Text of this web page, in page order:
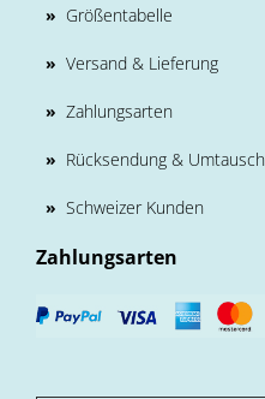
» Größentabelle
» Versand & Lieferung
» Zahlungsarten
» Rücksendung & Umtausch
» Schweizer Kunden
Zahlungsarten